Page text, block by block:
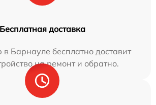
Бесплатная доставка
Барнауле бесплатно доставит
на ремонт и обратно.